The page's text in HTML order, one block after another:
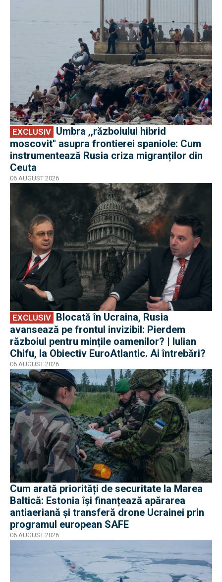
EXCLUSIV
moscovit'' asupra frontierei spaniole: Cum
instrumentează Rusia criza migranților din
Ceuta
06 AUGUST 2026
EXCLUSIV
avansează pe frontul invizibil: Pierdem
războiul pentru mințile oamenilor? | Iulian
Chifu, la Obiectiv EuroAtlantic. Ai întrebări?
06 AUGUST 2026
Cum arată priorități de securitate la Marea
Baltică: Estonia își finanțează apărarea
antiaeriană și transferă drone Ucrainei prin
programul european SAFE
06 AUGUST 2026